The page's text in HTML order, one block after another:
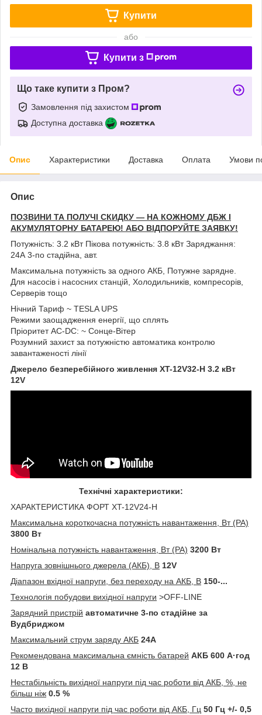
Купити
або
Купити з
Що таке купити з Пром?
Замовлення під захистом
Доступна доставка
Опис Характеристики Доставка Оплата Умови
Опис
ПОЗВИНИ ТА ПОЛУЧІ СКИДКУ — НА КОЖНОМУ ДБЖ І
АКУМУЛЯТОРНУ БАТАРЕЮ! АБО ВІДПОРУЙТЕ ЗАЯВКУ!
Потужність: 3.2 кВт Пікова потужність: 3.8 кВт Заряджання:
24А 3-по стадійна, авт.
Максимальна потужність за одного АКБ, Потужне зарядне.
Для насосів і насосних станцій, Холодильників, компресорів,
Серверів тощо
Нічний Тариф ~ TESLA UPS
Режими заощадження енергії, що сплять
Пріоритет АС-DC: ~ Сонце-Вітер
Розумний захист за потужністю автоматика контролю
завантаженості лінії
Джерело безперебійного живлення XT-12V32-H 3.2 кВт
12V
Технічні характеристики:
ХАРАКТЕРИСТИКА ФОРТ XT-12V24-H
Максимальна короткочасна потужність навантаження, Вт (РА)
3800 Вт
Номінальна потужність навантаження, Вт (РА) 3200 Вт
Напруга зовнішнього джерела (АКБ), В 12V
Діапазон вхідної напруги, без переходу на АКБ, В 150-...
Технологія побудови вихідної напруги >OFF-LINE
Зарядний пристрій автоматичне 3-по стадійне за
Вудбриджом
Максимальний струм заряду АКБ 24A
Рекомендована максимальна ємність батарей АКБ 600 А·год
12 В
Нестабільність вихідної напруги під час роботи від АКБ, %, не
більш ніж 0.5 %
Часто вихідної напруги під час роботи від АКБ, Гц 50 Гц +/- 0,5